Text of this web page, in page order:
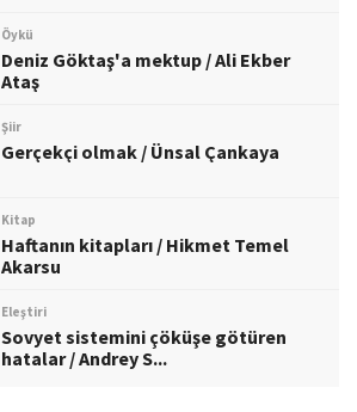
Öykü
Deniz Göktaş'a mektup / Ali Ekber
Ataş
Şiir
Gerçekçi olmak / Ünsal Çankaya
Kitap
Haftanın kitapları / Hikmet Temel
Akarsu
Eleştiri
Sovyet sistemini çöküşe götüren
hatalar / Andrey S...